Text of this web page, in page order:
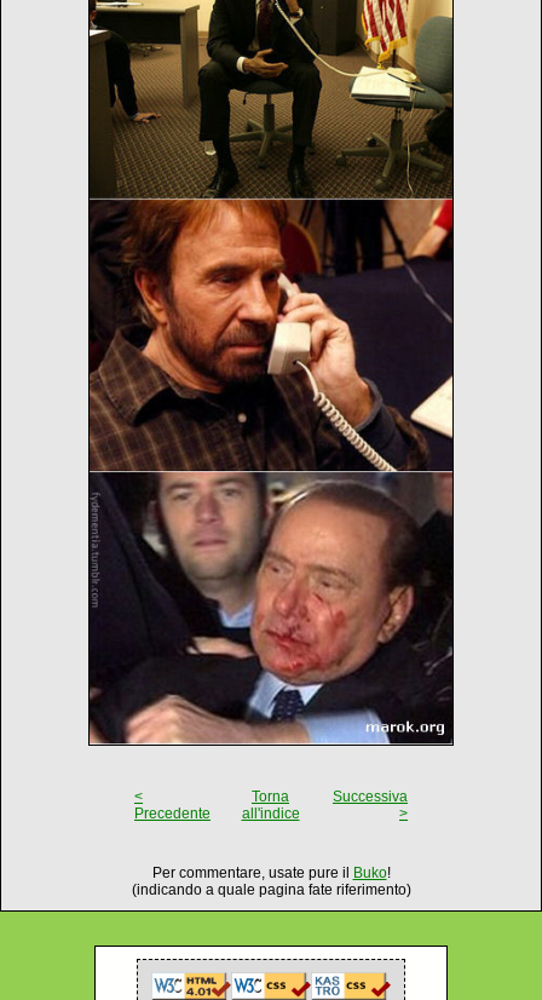
<
Precedente
Torna
all'indice
Successiva
>
Per commentare, usate pure il Buko!
(indicando a quale pagina fate riferimento)